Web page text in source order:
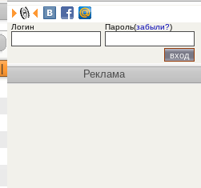
Логин Пароль(забыли?)
Реклама